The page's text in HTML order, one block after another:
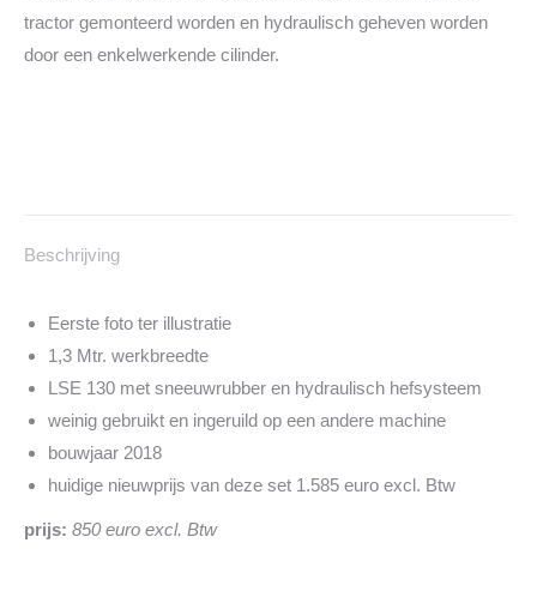
tractor gemonteerd worden en hydraulisch geheven worden
door een enkelwerkende cilinder.
Beschrijving
Eerste foto ter illustratie
1,3 Mtr. werkbreedte
LSE 130 met sneeuwrubber en hydraulisch hefsysteem
weinig gebruikt en ingeruild op een andere machine
bouwjaar 2018
huidige nieuwprijs van deze set 1.585 euro excl. Btw
prijs: 850 euro excl. Btw